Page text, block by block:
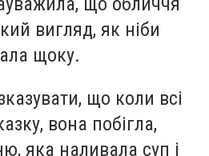
вигляд, як ніби
щоку.
що коли всі
вона побігла,
яка наливала суп і